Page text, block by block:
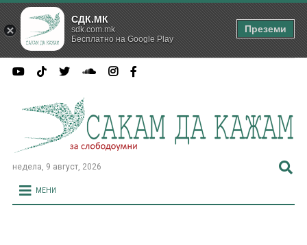
недела, 9 август, 2026
МЕНИ
СДК.МК
sdk.com.mk
Бесплатно на Google Play
Преземи